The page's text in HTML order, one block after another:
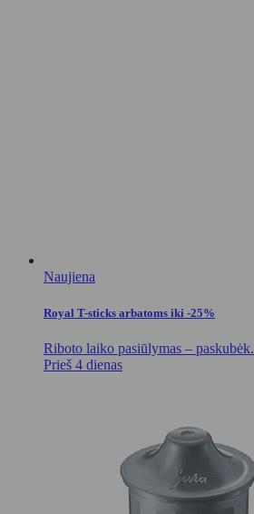
Naujiena
Royal T-sticks arbatoms iki -25%
Riboto laiko pasiūlymas – paskubėk.
Prieš 4 dienas